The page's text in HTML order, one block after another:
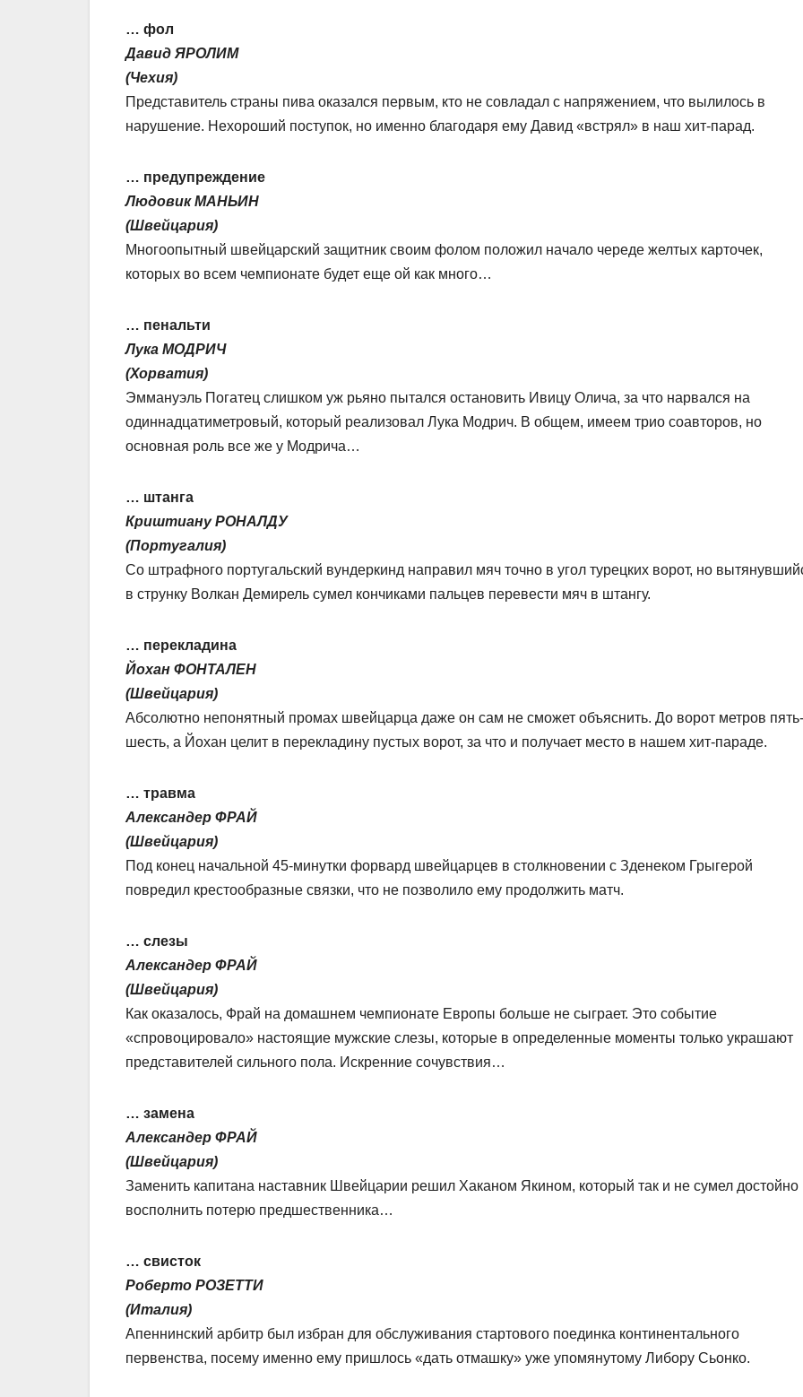
… фол
Давид ЯРОЛИМ
(Чехия)
Представитель страны пива оказался первым, кто не совладал с напряжением, что вылилось в
нарушение. Нехороший поступок, но именно благодаря ему Давид «встрял» в наш хит-парад.
… предупреждение
Людовик МАНЬИН
(Швейцария)
Многоопытный швейцарский защитник своим фолом положил начало череде желтых карточек,
которых во всем чемпионате будет еще ой как много…
… пенальти
Лука МОДРИЧ
(Хорватия)
Эммануэль Погатец слишком уж рьяно пытался остановить Ивицу Олича, за что нарвался на
одиннадцатиметровый, который реализовал Лука Модрич. В общем, имеем трио соавторов, но
основная роль все же у Модрича…
… штанга
Криштиану РОНАЛДУ
(Португалия)
Со штрафного португальский вундеркинд направил мяч точно в угол турецких ворот, но
в струнку Волкан Демирель сумел кончиками пальцев перевести мяч в штангу.
… перекладина
Йохан ФОНТАЛЕН
(Швейцария)
Абсолютно непонятный промах швейцарца даже он сам не сможет объяснить. До ворот метров пять-
шесть, а Йохан целит в перекладину пустых ворот, за что и получает место в нашем хит-параде.
… травма
Александер ФРАЙ
(Швейцария)
Под конец начальной 45-минутки форвард швейцарцев в столкновении с Зденеком Грыгерой
повредил крестообразные связки, что не позволило ему продолжить матч.
… слезы
Александер ФРАЙ
(Швейцария)
Как оказалось, Фрай на домашнем чемпионате Европы больше не сыграет. Это событие
«спровоцировало» настоящие мужские слезы, которые в определенные моменты только украшают
представителей сильного пола. Искренние сочувствия…
… замена
Александер ФРАЙ
(Швейцария)
Заменить капитана наставник Швейцарии решил Хаканом Якином, который так и не сумел достойно
восполнить потерю предшественника…
… свисток
Роберто РОЗЕТТИ
(Италия)
Апеннинский арбитр был избран для обслуживания стартового поединка континентального
первенства, посему именно ему пришлось «дать отмашку» уже упомянутому Либору Сьонко.